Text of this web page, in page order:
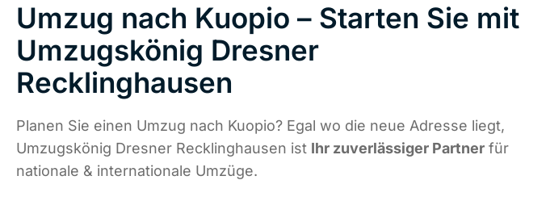
Umzug nach Kuopio – Starten Sie mit
Umzugskönig Dresner
Recklinghausen
Planen Sie einen Umzug nach Kuopio? Egal wo die neue Adresse liegt,
Umzugskönig Dresner Recklinghausen ist Ihr zuverlässiger Partner für
nationale & internationale Umzüge.